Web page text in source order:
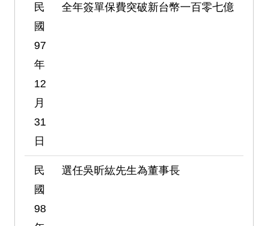
民
國
97
年
12
月
31
日
全年簽單保費突破新台幣一百零七億
民
國
98
選任吳昕紘先生為董事長